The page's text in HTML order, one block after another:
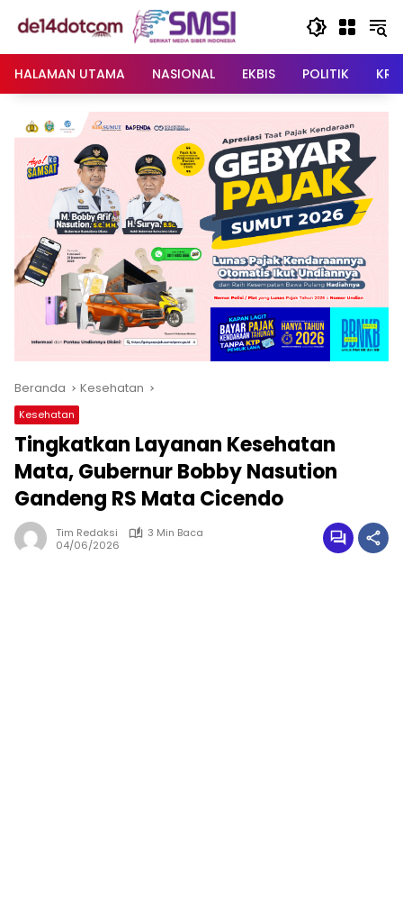
HALAMAN UTAMA
NASIONAL EKBIS POLITIK
Beranda Kesehatan
Kesehatan
Tingkatkan Layanan Kesehatan
Mata, Gubernur Bobby Nasution
Gandeng RS Mata Cicendo
Tim Redaksi
3 Min Baca
04/06/2026